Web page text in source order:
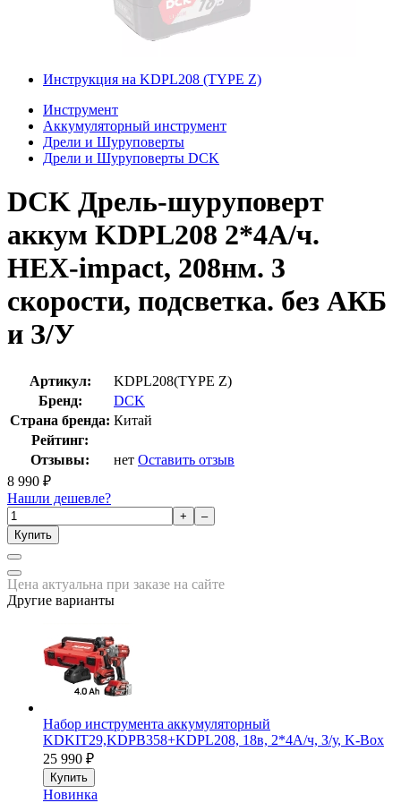
Инструкция на KDPL208 (TYPE Z)
Инструмент
Аккумуляторный инструмент
Дрели и Шуруповерты
Дрели и Шуруповерты DCK
DCK Дрель-шуруповерт
аккум KDPL208 2*4А/ч.
HEX-impact, 208нм. 3
скорости, подсветка. без АКБ
и З/У
Артикул:
KDPL208(TYPE Z)
Бренд:
DCK
Страна бренда: Китай
Рейтинг:
Отзывы:
нет Оставить отзыв
8 990 ₽
Нашли дешевле?
+
–
Купить
Цена актуальна при заказе на сайте
Другие варианты
Набор инструмента аккумуляторный
KDKIT29,KDPB358+KDPL208, 18в, 2*4А/ч, З/у, K-Box
25 990 ₽
Купить
Новинка